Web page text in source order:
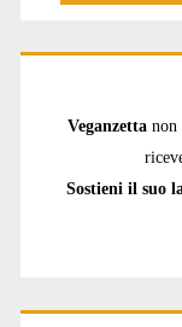
Veganzetta non
Sostieni il suo